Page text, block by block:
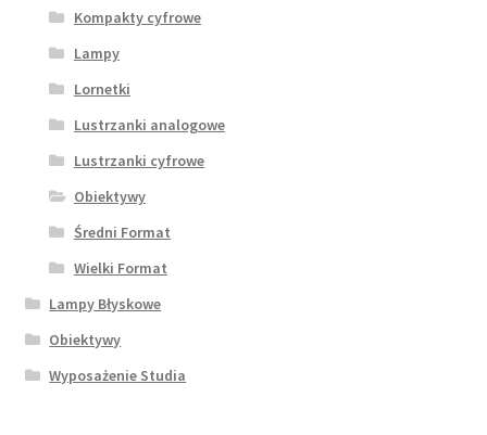
Kompakty cyfrowe
Lampy
Lornetki
Lustrzanki analogowe
Lustrzanki cyfrowe
Obiektywy
Średni Format
Wielki Format
Lampy Błyskowe
Obiektywy
Wyposażenie Studia